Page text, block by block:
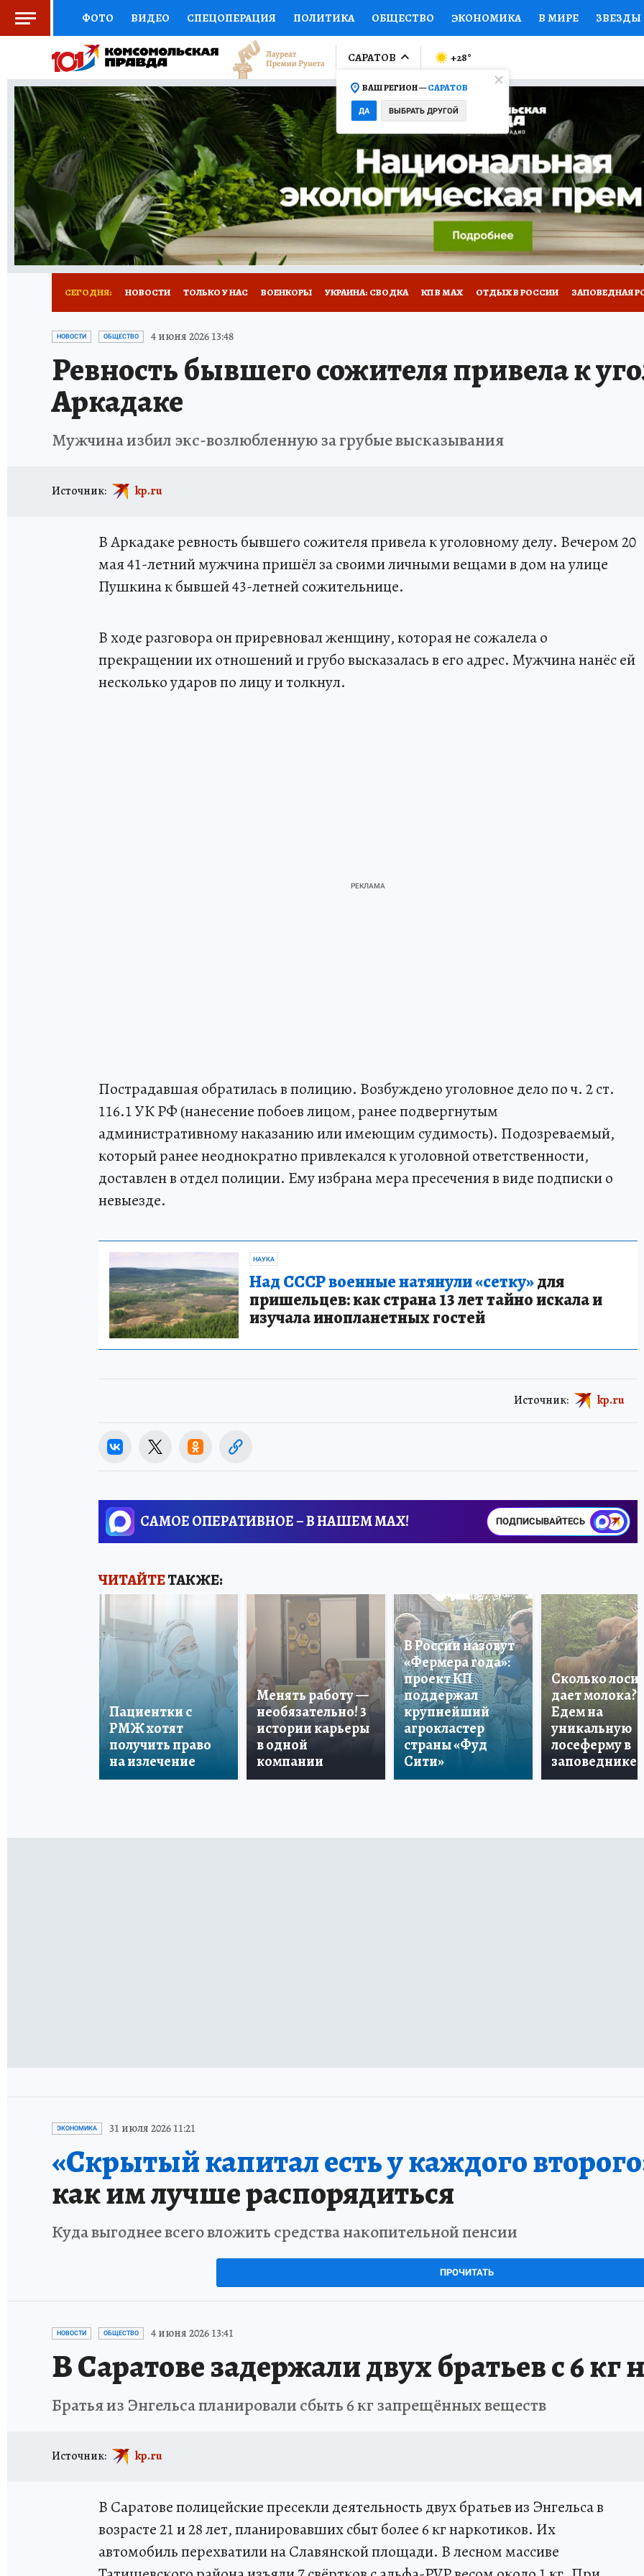
ФОТО ВИДЕО СПЕЦОПЕРАЦИЯ ПОЛИТИКА ОБЩЕСТВО ЭКОНОМИКА В МИРЕ ЗВЕЗДЫ
СОЦПОДДЕРЖКА НАУКА СПОРТ КОЛУМНИСТЫ ПРОИСШЕСТВИЯ НАЦИОНАЛЬНЫЕ
ВЫБОР ЭКСПЕРТОВ ДОКТОР ФИНАНСЫ ОТКРЫВАЕМ МИР Я ЗНАЮ СЕМЬЯ ЖЕНСКИЕ
КНИЖНАЯ ПОЛКА ПРОГНОЗЫ НА СПОРТ ПРОМОКОДЫ СЕРИАЛЫ СПЕЦПРОЕКТЫ
ПРЕСС-ЦЕНТР НЕДВИЖИМОСТЬ ТЕЛЕВИЗОР КОЛЛЕКЦИИ КОНКУРСЫ РАБОТА У НАС
РАДИО КП РЕКЛАМА ТЕСТЫ НОВОЕ НА САЙТЕ
САРАТОВ
ВАШ РЕГИОН —САРАТОВ
ДА ВЫБРАТЬ ДРУГОЙ
+28°
СЕГОДНЯ: НОВОСТИ ТОЛЬКО У НАС ВОЕНКОРЫ УКРАИНА: СВОДКА КП В МАХ ОТДЫХ В РОССИИ ЗАПОВЕДНАЯ
ИСПЫТАНО НА СЕБЕ
НОВОСТИ ОБЩЕСТВО 4 июня 2026 13:48
Ревность бывшего сожителя привела к
Аркадаке
Мужчина избил экс-возлюбленную за грубые высказывания
Источник: kp.ru
В Аркадаке ревность бывшего сожителя привела к уголовному делу. Вечером 20
мая 41-летний мужчина пришёл за своими личными вещами в дом на улице
Пушкина к бывшей 43-летней сожительнице.
В ходе разговора он приревновал женщину, которая не сожалела о
прекращении их отношений и грубо высказалась в его адрес. Мужчина нанёс ей
несколько ударов по лицу и толкнул.
Пострадавшая обратилась в полицию. Возбуждено уголовное дело по ч. 2 ст.
116.1 УК РФ (нанесение побоев лицом, ранее подвергнутым
административному наказанию или имеющим судимость). Подозреваемый,
который ранее неоднократно привлекался к уголовной ответственности,
доставлен в отдел полиции. Ему избрана мера пресечения в виде подписки о
невыезде.
НАУКА
Над СССР военные натянули «сетку»для
пришельцев: как страна 13 лет тайно искала и
изучала инопланетных гостей
Источник: kp.ru
САМОЕ ОПЕРАТИВНОЕ – В НАШЕМ MAX! ПОДПИСЫВАЙТЕСЬ
ЧИТАЙТЕТАКЖЕ:
Пациентки с
РМЖ хотят
получить право
на излечение
Менять работу —
необязательно! 3
истории карьеры
в одной
компании
В России назовут
«Фермера года»:
проект КП
поддержал
крупнейший
агрокластер
страны «Фуд
Сити»
Сколько лосиха
дает молока?
Едем на
уникальную
лосеферму в
заповеднике!
ЭКОНОМИКА 31 июля 2026 11:21
«Скрытый капитал есть у каждого
как им лучше распорядиться
Куда выгоднее всего вложить средства накопительной пенсии
ПРОЧИТАТЬ
НОВОСТИ ОБЩЕСТВО 4 июня 2026 13:41
В Саратове задержали двух братьев с 6 кг
Братья из Энгельса планировали сбыть 6 кг запрещённых веществ
Источник: kp.ru
В Саратове полицейские пресекли деятельность двух братьев из Энгельса в
возрасте 21 и 28 лет, планировавших сбыт более 6 кг наркотиков. Их
автомобиль перехватили на Славянской площади. В лесном массиве